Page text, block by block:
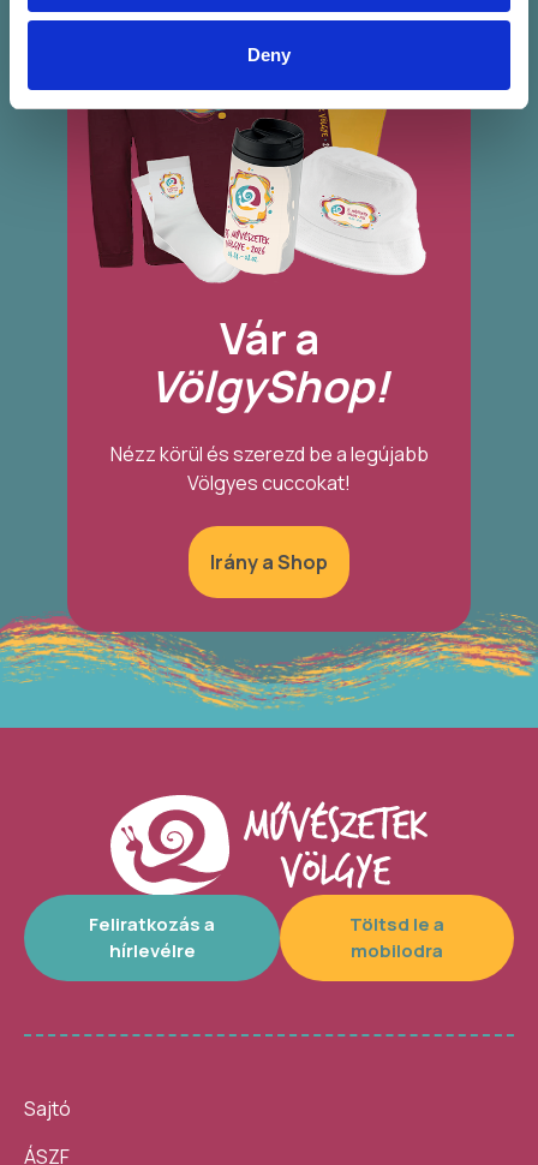
Deny
Vár a
VölgyShop!
Nézz körül és szerezd be a legújabb
Völgyes cuccokat!
Irány a Shop
Feliratkozás a
hírlevélre
Töltsd le a
mobilodra
Sajtó
ÁSZF